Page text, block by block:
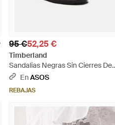
95 €52,25 €
Timberland
Sandalias Negras Sin Cierres De
Cuero Calista Bay De - Negro
EnASOS
REBAJAS